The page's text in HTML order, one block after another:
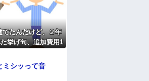
てたんだけど、２年
挙げ句、追加費用1
よね？
ミシッって音